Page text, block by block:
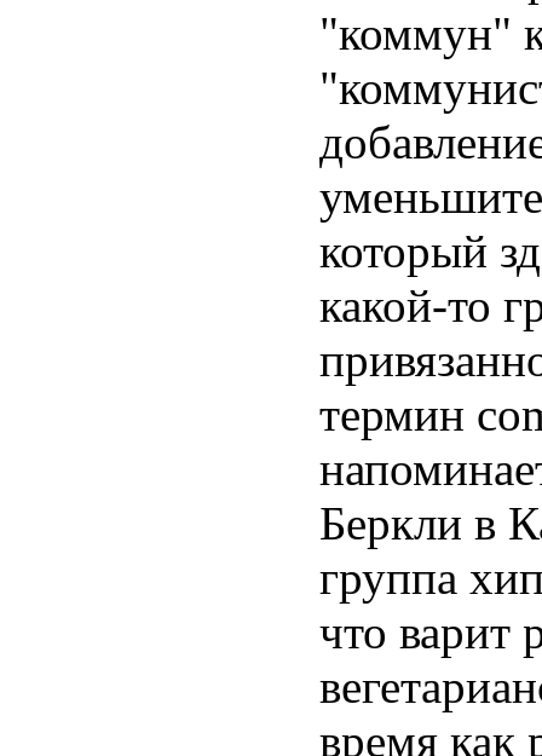
"коммун"
который
какой-то
термин
Беркли в
группа
что варит
время как